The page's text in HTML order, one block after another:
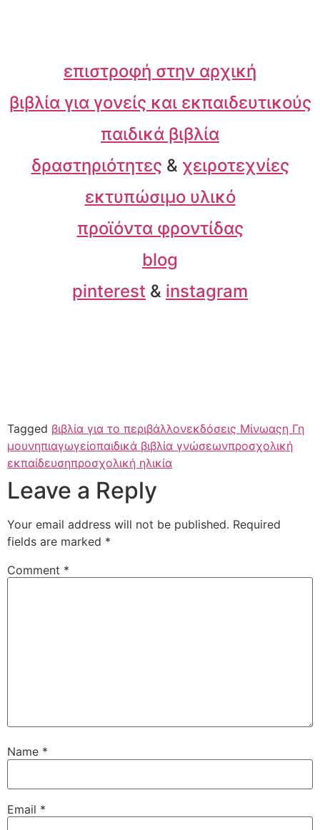
επιστροφή στην αρχική
βιβλία για γονείς και εκπαιδευτικούς
παιδικά βιβλία
δραστηριότητες & χειροτεχνίες
εκτυπώσιμο υλικό
προϊόντα φροντίδας
blog
pinterest & instagram
Tagged βιβλία για το περιβάλλονεκδόσεις Μίνωαςη Γη
μουνηπιαγωγείοπαιδικά βιβλία γνώσεωνπροσχολική
εκπαίδευσηπροσχολική ηλικία
Leave a Reply
Your email address will not be published. Required
fields are marked *
Comment *
Name *
Email *